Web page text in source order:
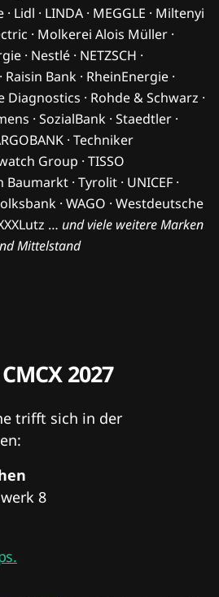
Lidl · LINDA · MEGGLE · Miltenyi
· Molkerei Alois Müller ·
· Nestlé · NETZSCH ·
Bank · RheinEnergie ·
Diagnostics · Rohde & Schwarz ·
· SozialBank · Staedtler ·
· Techniker
Group · TISSO
· Tyrolit · UNICEF ·
· WAGO · Westdeutsche
… und viele weitere Marken
Mittelstand
2027
trifft sich in der
8